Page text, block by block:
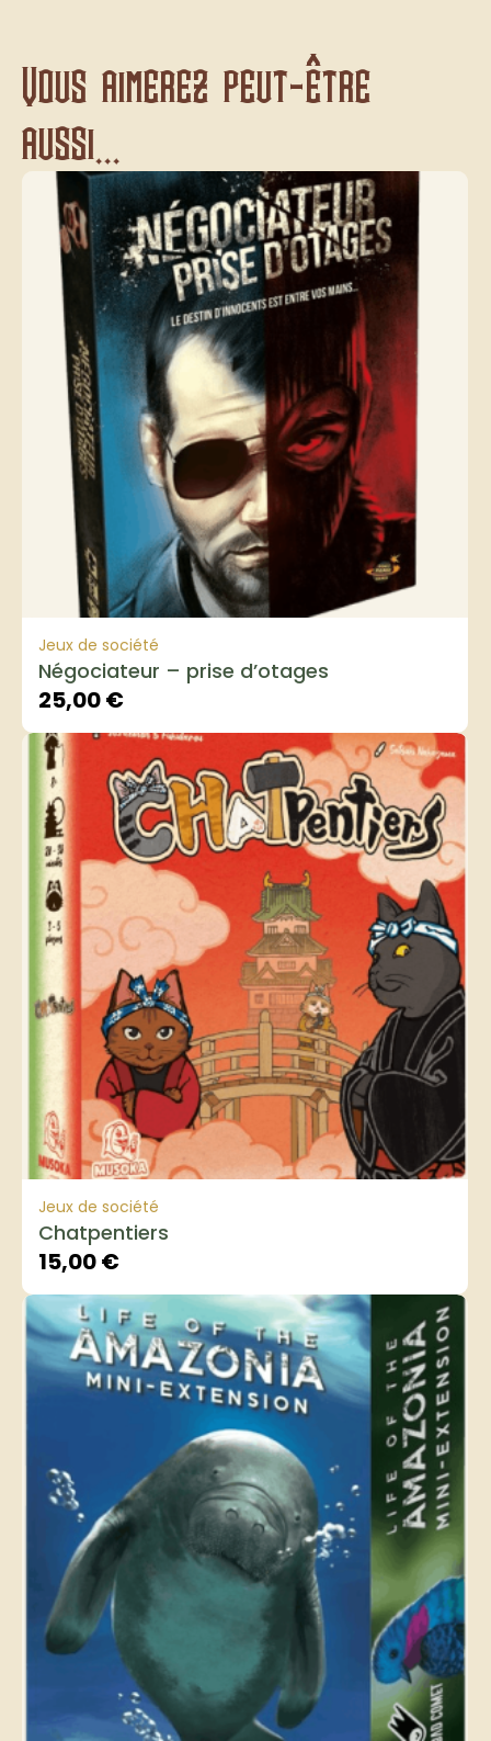
Vous aimerez peut-être
aussi...
Jeux de société
Négociateur – prise d’otages
25,00€
Jeux de société
Chatpentiers
15,00€